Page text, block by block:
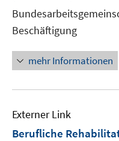
Beschäftigung
mehr Informationen
Externer Link
Berufliche